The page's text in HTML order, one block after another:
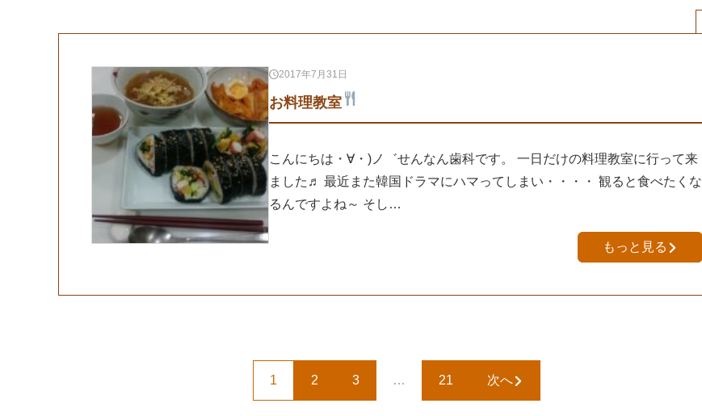
2017年7月31日
お料理教室
こんにちは・∀・)ノ゛せんなん歯科です。 一日だけの料理教室に行って来
ました♬ 最近また韓国ドラマにハマってしまい・・・・ 観ると食べたくな
るんですよね～ そし…
もっと見る
1 2 3 … 21 次へ